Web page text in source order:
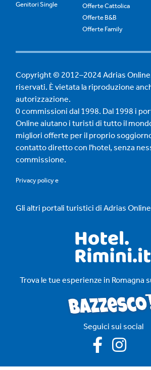
Genitori Single
Offerte Cattolica
Offerte B&B
Offerte Family
Copyright © 2012–2024 Adrias
riservati. È vietata la riproduzione
autorizzazione.
0 commissioni dal 1998. Dal 1998 i
Online aiutano i turisti di tutto il
migliori offerte per il proprio
contatto diretto con l'hotel, senza
commissione.
Privacy policye
Gli altri portali turistici di Adrias Online
Trova le tue esperienze in Romagna
Seguici sui social